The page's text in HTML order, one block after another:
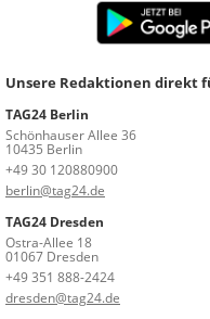
Unsere Redaktionen direkt
TAG24 Berlin
Schönhauser Allee 36
10435 Berlin
+49 30 120880900
berlin@tag24.de
TAG24 Dresden
Ostra-Allee 18
01067 Dresden
+49 351 888-2424
dresden@tag24.de